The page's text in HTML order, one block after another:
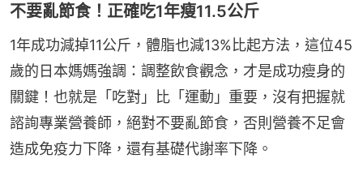
不要亂節食！正確吃1年瘦11.5公斤
1年成功減掉11公斤，體脂也減13%比起方法，這位45
歲的日本媽媽強調：調整飲食觀念，才是成功瘦身的
關鍵！也就是「吃對」比「運動」重要，沒有把握就
諮詢專業營養師，絕對不要亂節食，否則營養不足會
造成免疫力下降，還有基礎代謝率下降。